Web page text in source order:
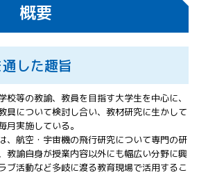
APRSAF（ア
関会議）宇
宙教育 for
All 分科会
APRSAF宇宙
教育 for All
分科会 年次
会合
APRSAFポス
概要
した趣旨
校等の教諭、教員を目指す大学生を中心に、
具について検討し合い、教材研究に生かして
月実施している。
、航空・宇宙機の飛行研究について専門の研
教諭自身が授業内容以外にも幅広い分野に興
ブ活動など多岐に渡る教育現場で活用するこ